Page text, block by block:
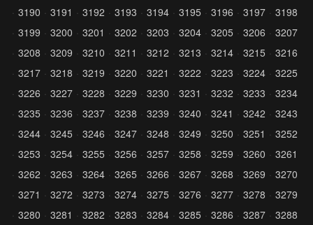
3190
3191 3192 3193 3194 3195 3196 3197
3198
3199
3200 3201 3202 3203 3204 3205 3206
3207
3208
3209 3210 3211 3212 3213 3214 3215
3216
3217
3218 3219 3220 3221 3222 3223 3224
3225
3226
3227 3228 3229 3230 3231 3232 3233
3234
3235
3236 3237 3238 3239 3240 3241 3242
3243
3244
3245 3246 3247 3248 3249 3250 3251
3252
3253
3254 3255 3256 3257 3258 3259 3260
3261
3262
3263 3264 3265 3266 3267 3268 3269
3270
3271
3272 3273 3274 3275 3276 3277 3278
3279
3280
3281 3282 3283 3284 3285 3286 3287
3288